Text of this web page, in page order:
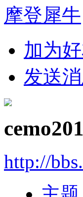
摩登犀牛
加为
发送
http://